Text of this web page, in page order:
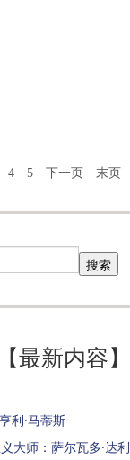
4 5 下一页 末页
【最新内容】
利·马蒂斯
大师：萨尔瓦多·达利